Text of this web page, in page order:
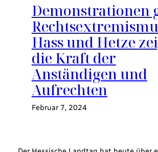
Demonstrationen
Hass und Hetze
die Kraft der
Anständigen und
Aufrechten
Februar 7, 2024